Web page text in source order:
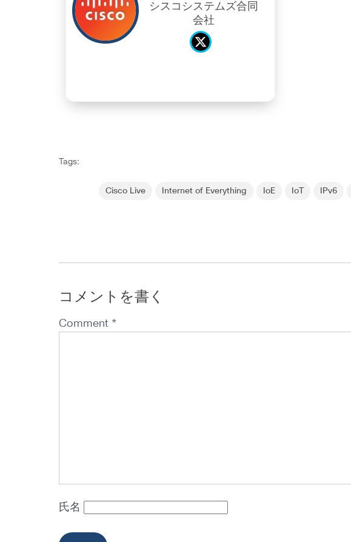
シスコシステムズ合同
会社
Tags:
Cisco Live Internet of Everything IoE IoT IPv6
コメントを書く
Comment *
氏名